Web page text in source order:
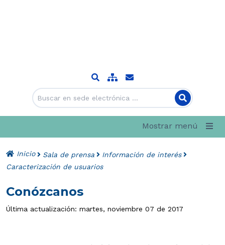
Mostrar menú
Inicio Sala de prensa
Información de interés
Caracterización de usuarios
Conózcanos
Última actualización: martes, noviembre 07 de 2017